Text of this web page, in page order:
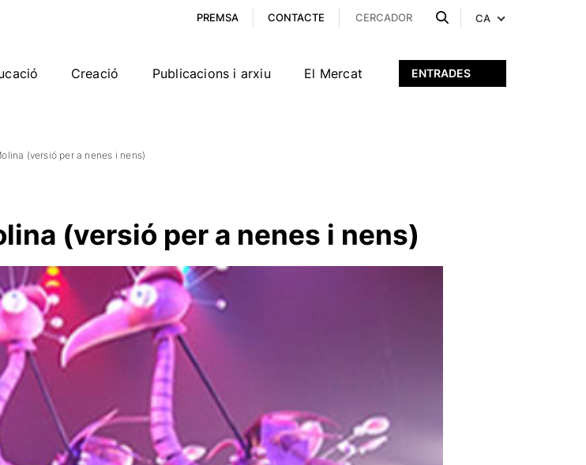
PREMSA CONTACTE CA
ENTRADES
Creació Publicacions i arxiu El Mercat
(versió per a nenes i nens)
(versió per a nenes i nens)